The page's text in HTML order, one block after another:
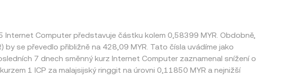
Internet Computer představuje částku kolem 0,58399 MYR. Obdobně,
se převedlo přibližně na 428,09 MYR. Tato čísla uvádíme jako
7 dnech směnný kurz Internet Computer zaznamenal snížení o
1 ICP za malajsijský ringgit na úrovni 0,11850 MYR a nejnižší